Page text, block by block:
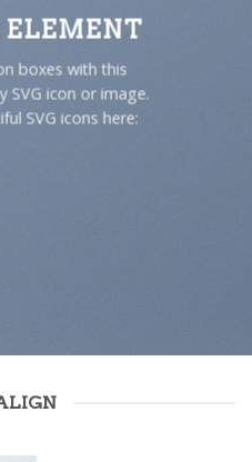
ELEMENT
boxes with this
SVG icon or image.
SVG icons here: